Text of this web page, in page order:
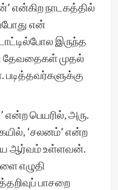
என்கிற நாடகத்தில்
என்
இருந்த
தேவதைகள் முதல்
படித்தவர்களுக்கு
என்ற பெயரில், அரு.
‘சலனம்’ என்ற
ஆர்வம் உள்ளவன்.
எழுதி
பாசறை